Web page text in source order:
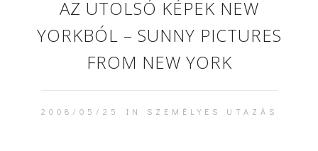
AZ UTOLSÓ KÉPEK NEW
YORKBÓL – SUNNY PICTURES
FROM NEW YORK
2008/05/25 IN SZEMÉLYES UTAZÁS